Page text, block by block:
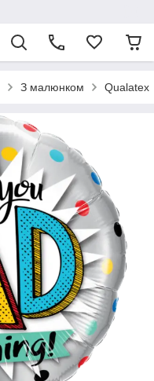
З малюнком Qualatex